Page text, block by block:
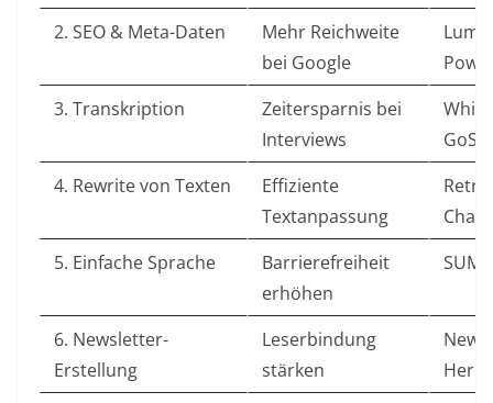
2. SEO & Meta-Daten
Mehr Reichweite
bei Google
3. Transkription
Zeitersparnis bei
Interviews
4. Rewrite von Texten
Effiziente
Textanpassung
5. Einfache Sprache
Barrierefreiheit
erhöhen
6. Newsletter-
Erstellung
Leserbindung
stärken
Hero